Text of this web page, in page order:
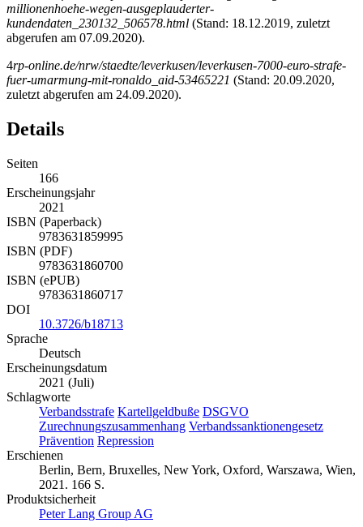
3www.haufe.de/compliance/recht-politik/dsgvo-bussgeld-in-
millionenhoehe-wegen-ausgeplauderter-
kundendaten_230132_506578.html
4rp-online.de/nrw/staedte/leverkusen/leverkusen-7000-euro-strafe-
fuer-umarmung-mit-ronaldo_aid-53465221
166
Erscheinungsjahr
2021
ISBN (Paperback)
9783631859995
ISBN (PDF)
9783631860700
ISBN (ePUB)
10.3726/b18713
Sprache
Deutsch
Erscheinungsdatum
2021 (Juli)
Schlagworte
Verbandsstrafe Kartellgeldbuße DSGVO
Zurechnungszusammenhang
Prävention
Erschienen
Berlin, Bern, Bruxelles, New York, Oxford, Warszawa, Wien,
2021. 166 S.
Produktsicherheit